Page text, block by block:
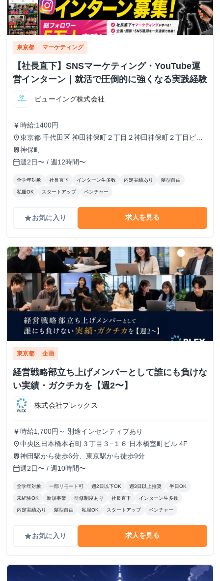
東京都 マーケティング
【社長直下】SNSマーケティング・YouTube運
営インターン｜就活で圧倒的に強くなる実践経験
ビューイング株式会社
currency_yen 時給:1400円
place東京都 千代田区 神田神保町２丁目２神田神保町２丁目ビル
５０２号室
train神保町
calendar_today週2日〜 / 週12時間〜
全学年対象 社長直下 インターン生多数 内定実績あり 髪型自由
私服OK スタートアップ ベンチャー
gradeお気に入り 求人を見る
東京都 企画
経営戦略部立ち上げメンバーとして誰にも負けな
い実績・ガクチカを【週2〜】
株式会社プレックス
currency_yen 時給1,700円～ 別途インセンティブあり
place中央区日本橋本石町３丁目３−１６ 日本橋室町ビル 4F
train神田駅から徒歩6分、東京駅から徒歩9分
calendar_today週2日〜 / 週10時間〜
全学年対象 一部リモート可 週2日以下OK 週3日以上推奨 半日OK
未経験OK 新規事業 研修制度あり 社長直下 インターン生多数
内定実績あり 髪型自由 私服OK スタートアップ ベンチャー
gradeお気に入り 求人を見る